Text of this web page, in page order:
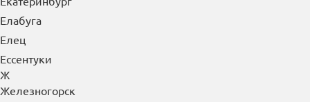
Елабуга
Елец
Ессентуки
Ж
Железногорск